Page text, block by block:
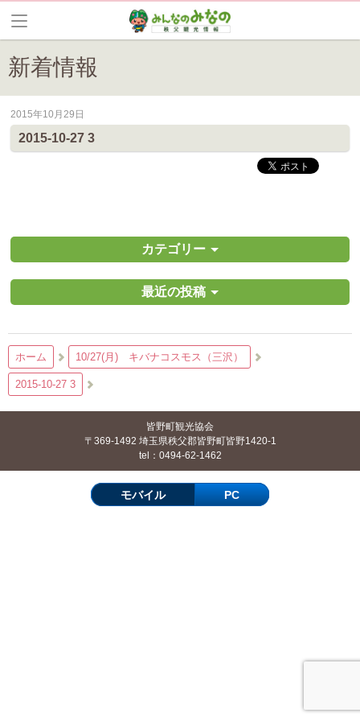
新着情報
皆野町のイベントやお祭り、花情報等の最新情報や観光協会会員情報
2015年10月29日
2015-10-27 3
カテゴリー
最近の投稿
ホーム 10/27(月) キバナコスモス（三沢）
2015-10-27 3
皆野町観光協会
〒369-1492 埼玉県秩父郡皆野町皆野1420-1
tel：0494-62-1462
モバイル PC